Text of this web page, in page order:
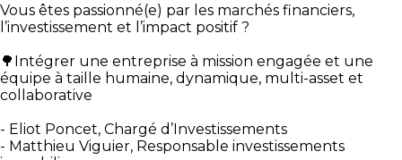
Vous êtes passionné(e) par les marchés financiers,
l’investissement et l’impact positif ?
🌳Intégrer une entreprise à mission engagée et une
équipe à taille humaine, dynamique, multi-asset et
collaborative
- Eliot Poncet, Chargé d’Investissements
- Matthieu Viguier, Responsable investissements